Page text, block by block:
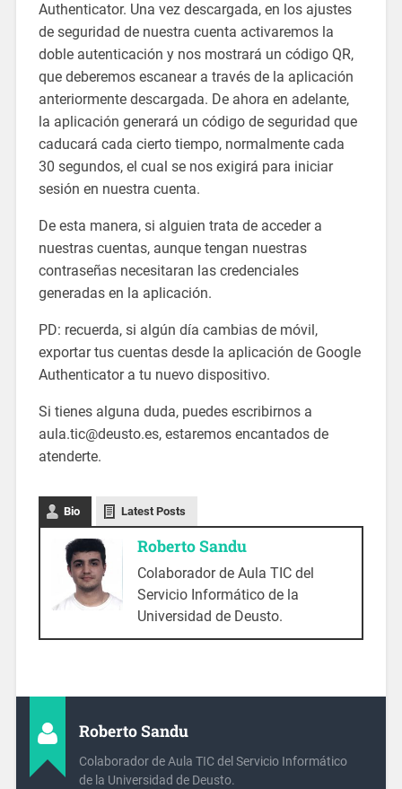
Authenticator. Una vez descargada, en los ajustes
de seguridad de nuestra cuenta activaremos la
doble autenticación y nos mostrará un código QR,
que deberemos escanear a través de la aplicación
anteriormente descargada. De ahora en adelante,
la aplicación generará un código de seguridad que
caducará cada cierto tiempo, normalmente cada
30 segundos, el cual se nos exigirá para iniciar
sesión en nuestra cuenta.
De esta manera, si alguien trata de acceder a
nuestras cuentas, aunque tengan nuestras
contraseñas necesitaran las credenciales
generadas en la aplicación.
PD: recuerda, si algún día cambias de móvil,
exportar tus cuentas desde la aplicación de Google
Authenticator a tu nuevo dispositivo.
Si tienes alguna duda, puedes escribirnos a
aula.tic@deusto.es, estaremos encantados de
atenderte.
Bio Latest Posts
Roberto Sandu
Colaborador de Aula TIC del
Servicio Informático de la
Universidad de Deusto.
Roberto Sandu
Colaborador de Aula TIC del Servicio Informático
de la Universidad de Deusto.